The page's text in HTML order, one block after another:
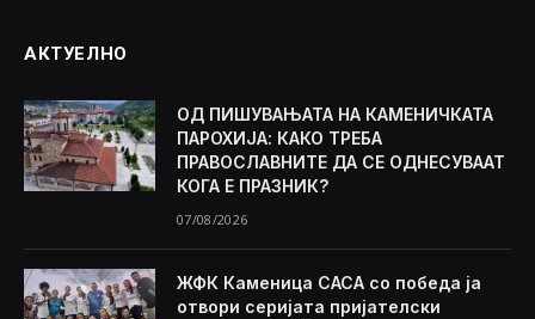
АКТУЕЛНО
ОД ПИШУВАЊАТА НА КАМЕНИЧКАТА
ПАРОХИЈА: КАКО ТРЕБА
ПРАВОСЛАВНИТЕ ДА СЕ ОДНЕСУВААТ
КОГА Е ПРАЗНИК?
07/08/2026
ЖФК Каменица САСА со победа ја
отвори серијата пријателски